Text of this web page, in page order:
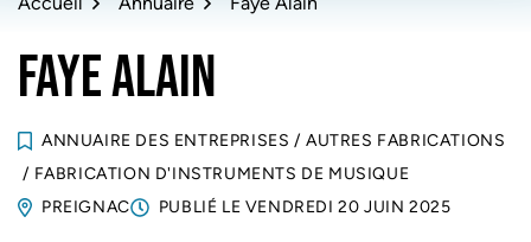
FAYE ALAIN
ANNUAIRE DES ENTREPRISES / AUTRES FABRICATIONS
/ FABRICATION D'INSTRUMENTS DE MUSIQUE
PREIGNAC
PUBLIÉ LE VENDREDI 20 JUIN 2025